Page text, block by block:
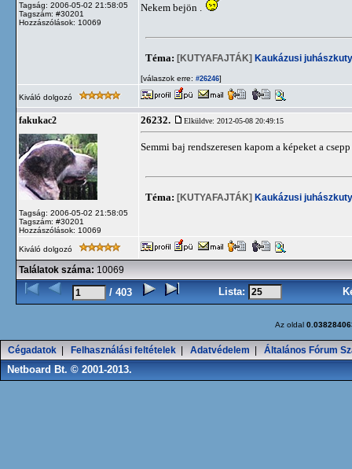
Tagság: 2006-05-02 21:58:05
Tagszám: #30201
Hozzászólások: 10069
Nekem bejön .
Téma: [KUTYAFAJTÁK] Kaukázusi
[válaszok erre: #26246]
Kiváló dolgozó
fakukac2
Tagság: 2006-05-02 21:58:05
Tagszám: #30201
Hozzászólások: 10069
26232. Elküldve: 2012-05-08 20:49:15
Semmi baj rendszeresen kapom a képeket a
Téma: [KUTYAFAJTÁK] Kaukázusi
Kiváló dolgozó
Találatok száma: 10069
/ 403 Lista:
Az oldal
Cégadatok Felhasználási feltételek Adatvédelem Általános Fórum
Netboard Bt. © 2001-2013.